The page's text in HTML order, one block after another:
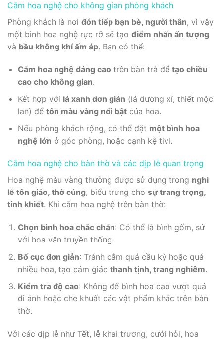
Cắm hoa nghệ cho không gian phòng khách
Phòng khách là nơi đón tiếp bạn bè, người thân, vì vậy
một bình hoa nghệ rực rỡ sẽ tạo điểm nhấn ấn tượng
và bầu không khí ấm áp. Bạn có thể:
Cắm hoa nghệ dáng cao trên bàn trà để tạo chiều
cao cho không gian.
Kết hợp với lá xanh đơn giản (lá dương xỉ, thiết mộc
lan) để tôn màu vàng nổi bậtcủa hoa.
Nếu phòng khách rộng, có thể đặt một bình hoa
nghệ lớn ở góc phòng, hoặc cạnh kệ tivi.
Cắm hoa nghệ cho bàn thờ và các dịp lễ quan trọng
Hoa nghệ màu vàng thường được sử dụng trong nghi
lễ tôn giáo, thờ cúng, biểu trưng cho sự trang trọng,
tinh khiết. Khi cắm hoa nghệ trên bàn thờ:
Chọn bình hoa chắc chắn: Có thể là bình gốm, sứ
với hoa văn truyền thống.
Bố cục đơn giản: Tránh cắm quá cầu kỳ hoặc quá
nhiều hoa, tạo cảm giác thanh tịnh, trang nghiêm.
Kiểm tra độ cao: Không để bình hoa cao vượt quá
di ảnh hoặc che khuất các vật phẩm khác trên bàn
thờ.
Với các dịp lễ như Tết, lễ khai trương, cưới hỏi, hoa